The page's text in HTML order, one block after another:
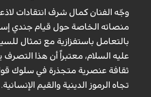
وجّه الفنان كمال شرف انتقادات
منصاته الخاصة حول قيام جندي
بالتعامل باستفزازية مع تمثال
عليه السلام، معتبراً أن هذا
ثقافة عنصرية متجذرة في سلوك
تجاه الرموز الدينية والقيم الإنسانية.